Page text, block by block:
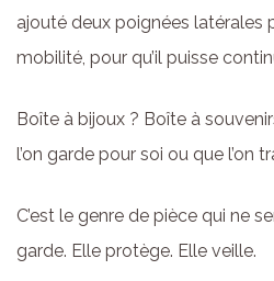
ajouté deux poignées latérales
mobilité, pour qu’il puisse
Boîte à bijoux ? Boîte à
l’on garde pour soi ou que l’on
C’est le genre de pièce qui ne
garde. Elle protège. Elle veille.